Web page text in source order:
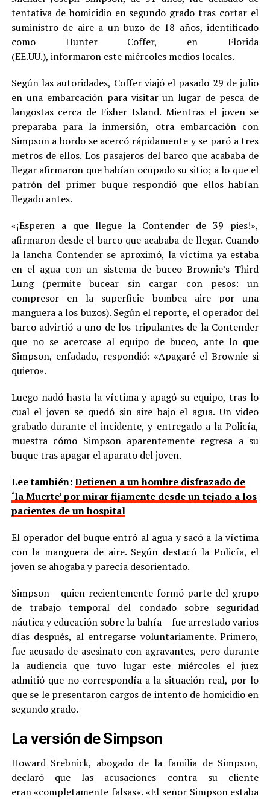
tentativa de homicidio en segundo grado tras cortar el
suministro de aire a un buzo de 18 años, identificado
como Hunter Coffer, en Florida
(EE.UU.), informaron este miércoles medios locales.
Según las autoridades, Coffer viajó el pasado 29 de julio
en una embarcación para visitar un lugar de pesca de
langostas cerca de Fisher Island. Mientras el joven se
preparaba para la inmersión, otra embarcación con
Simpson a bordo se acercó rápidamente y se paró a tres
metros de ellos. Los pasajeros del barco que acababa de
llegar afirmaron que habían ocupado su sitio; a lo que el
patrón del primer buque respondió que ellos habían
llegado antes.
«¡Esperen a que llegue la Contender de 39 pies!»,
afirmaron desde el barco que acababa de llegar. Cuando
la lancha Contender se aproximó, la víctima ya estaba
en el agua con un sistema de buceo Brownie’s Third
Lung (permite bucear sin cargar con pesos: un
compresor en la superficie bombea aire por una
manguera a los buzos). Según el reporte, el operador del
barco advirtió a uno de los tripulantes de la Contender
que no se acercase al equipo de buceo, ante lo que
Simpson, enfadado, respondió: «Apagaré el Brownie si
quiero».
Luego nadó hasta la víctima y apagó su equipo, tras lo
cual el joven se quedó sin aire bajo el agua. Un video
grabado durante el incidente, y entregado a la Policía,
muestra cómo Simpson aparentemente regresa a su
buque tras apagar el aparato del joven.
Lee también:Detienen a un hombre disfrazado de
‘la Muerte’ por mirar fijamente desde un tejado a los
pacientes de un hospital
El operador del buque entró al agua y sacó a la víctima
con la manguera de aire. Según destacó la Policía, el
joven se ahogaba y parecía desorientado.
Simpson —quien recientemente formó parte del grupo
de trabajo temporal del condado sobre seguridad
náutica y educación sobre la bahía— fue arrestado varios
días después, al entregarse voluntariamente. Primero,
fue acusado de asesinato con agravantes, pero durante
la audiencia que tuvo lugar este miércoles el juez
admitió que no correspondía a la situación real, por lo
que se le presentaron cargos de intento de homicidio en
segundo grado.
La versión de Simpson
Howard Srebnick, abogado de la familia de Simpson,
declaró que las acusaciones contra su cliente
eran «completamente falsas». «El señor Simpson estaba